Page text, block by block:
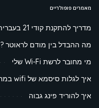
מאמרים פופולריים
מדריך להתקנת קודי 21 בעברית
מה ההבדל בין מודם לראוטר ?
מי מחובר לרשת Wi-Fi שלי
איך לגלות סיסמא של wifi במחשב
איך להוריד פינג גבוה